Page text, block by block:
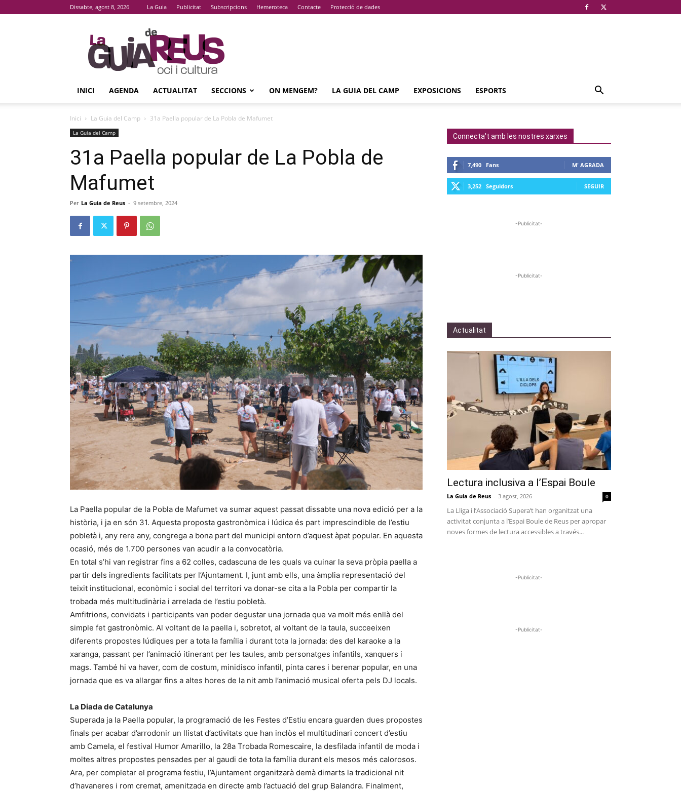
Dissabte, agost 8, 2026 La Guia Publicitat Subscripcions Hemeroteca Contacte Protecció de dades
La
Guia
De
Reus
INICI AGENDA ACTUALITAT SECCIONS ON MENGEM? LA GUIA DEL CAMP EXPOSICIONS ESPORTS
Inici La Guia del Camp 31a Paella popular de La Pobla de Mafumet
La Guia del Camp
31a Paella popular de La Pobla de
Mafumet
Per La Guia de Reus - 9 setembre, 2024
La Paella popular de la Pobla de Mafumet va sumar aquest passat dissabte una nova edició per a la
història, i ja en són 31. Aquesta proposta gastronòmica i lúdica és part imprescindible de l’estiu
pobletà i, any rere any, congrega a bona part del municipi entorn d’aquest àpat popular. En aquesta
ocasió, més de 1.700 persones van acudir a la convocatòria.
En total s’hi van registrar fins a 62 colles, cadascuna de les quals va cuinar la seva pròpia paella a
partir dels ingredients facilitats per l’Ajuntament. I, junt amb ells, una àmplia representació del
teixit institucional, econòmic i social del territori va donar-se cita a la Pobla per compartir la
trobada més multitudinària i arrelada de l’estiu pobletà.
Amfitrions, convidats i participants van poder degustar una jornada que va molt més enllà del
simple fet gastronòmic. Al voltant de la paella i, sobretot, al voltant de la taula, succeeixen
diferents propostes lúdiques per a tota la família i durant tota la jornada: des del karaoke a la
xaranga, passant per l’animació itinerant per les taules, amb personatges infantils, xanquers i
mags. També hi va haver, com de costum, minidisco infantil, pinta cares i berenar popular, en una
jornada que es va allargar fins a altes hores de la nit amb l’animació musical oferta pels DJ locals.
La Diada de Catalunya
Superada ja la Paella popular, la programació de les Festes d’Estiu encara guarden dues propostes
finals per acabar d’arrodonir un llistat d’activitats que han inclòs el multitudinari concert d’estiu
amb Camela, el festival Humor Amarillo, la 28a Trobada Romescaire, la desfilada infantil de moda i
moltes altres propostes pensades per al gaudi de tota la família durant els mesos més calorosos.
Ara, per completar el programa festiu, l’Ajuntament organitzarà demà dimarts la tradicional nit
d’havaneres i rom cremat, amenitzada en directe amb l’actuació del grup Balandra. Finalment,
Connecta't amb les nostres xarxes
7,490 Fans M' AGRADA
3,252 Seguidors SEGUIR
-Publicitat-
-Publicitat-
Actualitat
Lectura inclusiva a l’Espai Boule
La Guia de Reus - 3 agost, 2026 0
La Lliga i l’Associació Supera’t han organitzat una
activitat conjunta a l’Espai Boule de Reus per apropar
noves formes de lectura accessibles a través...
-Publicitat-
-Publicitat-